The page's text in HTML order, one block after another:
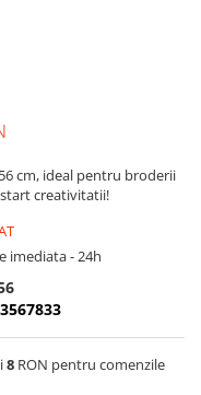
cm, ideal pentru broderii
creativitatii!
imediata - 24h
8RON pentru comenzile